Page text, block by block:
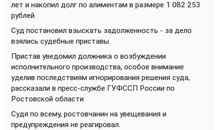
лет и накопил долг по алиментам в размере 1 082 253
рублей.
Суд постановил взыскать задолженность - за дело
взялись судебные приставы.
Пристав уведомил должника о возбуждении
исполнительного производства, особое внимание
уделив последствиям игнорирования решения суда,
рассказали в пресс-службе ГУФССП России по
Ростовской области.
Судя по всему, ростовчанин на увещевания и
предупреждения не реагировал.